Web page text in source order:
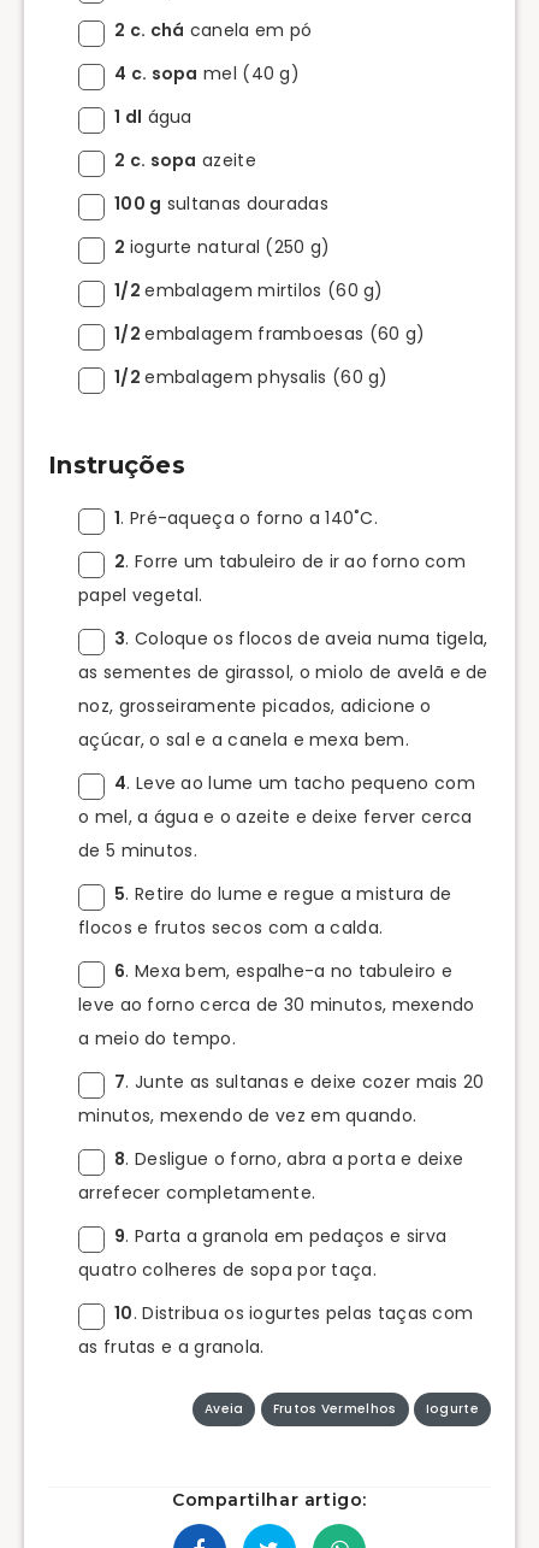
2 c. chá canela em pó
4 c. sopa mel (40 g)
1 dl água
2 c. sopa azeite
100 g sultanas douradas
2 iogurte natural (250 g)
1/2embalagem mirtilos (60 g)
1/2embalagem framboesas (60 g)
1/2embalagem physalis (60 g)
Instruções
1. Pré-aqueça o forno a 140˚C.
2. Forre um tabuleiro de ir ao forno com
papel vegetal.
3. Coloque os flocos de aveia numa tigela,
as sementes de girassol, o miolo de avelã e de
noz, grosseiramente picados, adicione o
açúcar, o sal e a canela e mexa bem.
4. Leve ao lume um tacho pequeno com
o mel, a água e o azeite e deixe ferver cerca
de 5 minutos.
5. Retire do lume e regue a mistura de
flocos e frutos secos com a calda.
6. Mexa bem, espalhe-a no tabuleiro e
leve ao forno cerca de 30 minutos, mexendo
a meio do tempo.
7. Junte as sultanas e deixe cozer mais 20
minutos, mexendo de vez em quando.
8. Desligue o forno, abra a porta e deixe
arrefecer completamente.
9. Parta a granola em pedaços e sirva
quatro colheres de sopa por taça.
10. Distribua os iogurtes pelas taças com
as frutas e a granola.
Aveia Frutos Vermelhos Iogurte
Compartilhar artigo: